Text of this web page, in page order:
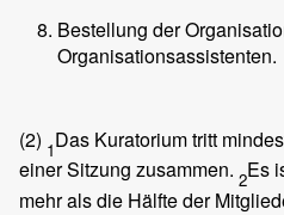
Bestellung der
Organisationsassistenten.
(2) 1Das Kuratorium tritt
einer Sitzung zusammen. 2Es
mehr als die Hälfte der